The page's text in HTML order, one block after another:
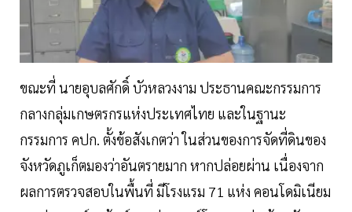
ขณะที่ นายอุบลศักดิ์ บัวหลวงงาม ประธานคณะกรรมการ
กลางกลุ่มเกษตรกรแห่งประเทศไทย และในฐานะ
กรรมการ คปก. ตั้งข้อสังเกตว่า ในส่วนของการจัดที่ดินของ
จังหวัดภูเก็ตมองว่าอันตรายมาก หากปล่อยผ่าน เนื่องจาก
ผลการตรวจสอบในพื้นที่ มีโรงแรม 71 แห่ง คอนโดมิเนียม